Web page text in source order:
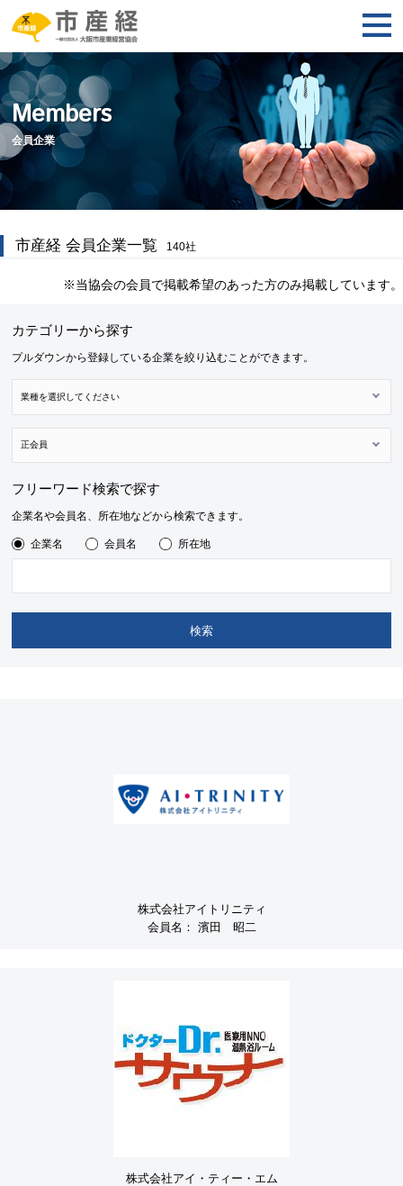
Members
会員企業
市産経 会員企業一覧 140社
※当協会の会員で掲載希望のあった方のみ掲載しています。
カテゴリーから探す
プルダウンから登録している企業を絞り込むことができます。
フリーワード検索で探す
企業名や会員名、所在地などから検索できます。
企業名 会員名 所在地
検索
株式会社アイトリニティ
会員名： 濱田 昭二
株式会社アイ・ティー・エム